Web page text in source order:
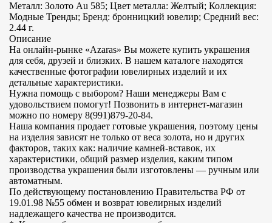
Металл: Золото Au 585; Цвет металла: Желтый; Коллекция:
Модные Тренды; Бренд: бронницкий ювелир; Средний вес:
2.44 г.
Описание
На онлайн-рынке «Azaras» Вы можете купить украшения
для себя, друзей и близких. В нашем каталоге находятся
качественные фотографии ювелирных изделий и их
детальные характеристики.
Нужна помощь с выбором? Наши менеджеры Вам с
удовольствием помогут! Позвонить в интернет-магазин
можно по номеру 8(991)879-20-84.
Наша компания продает готовые украшения, поэтому цены
на изделия зависят не только от веса золота, но и других
факторов, таких как: наличие камней-вставок, их
характеристики, общий размер изделия, каким типом
производства украшения были изготовлены — ручным или
автоматным.
По действующему постановлению Правительства РФ от
19.01.98 №55 обмен и возврат ювелирных изделий
надлежащего качества не производится.